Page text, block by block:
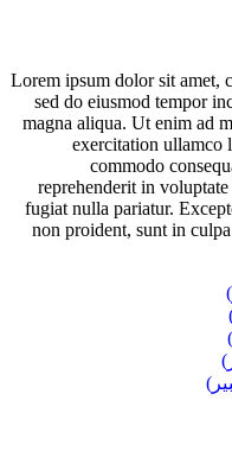
Lorem ipsum dolor sit amet,
sed do eiusmod tempor
magna aliqua. Ut enim ad
exercitation ullamco
commodo
reprehenderit in
fugiat nulla pariatur.
non proident, sunt in